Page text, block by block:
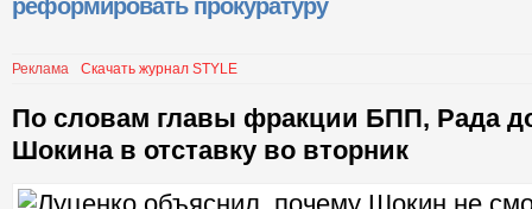
реформировать прокуратуру
Реклама Скачать журнал STYLE
По словам главы фракции БПП, Рада
Шокина в отставку во вторник